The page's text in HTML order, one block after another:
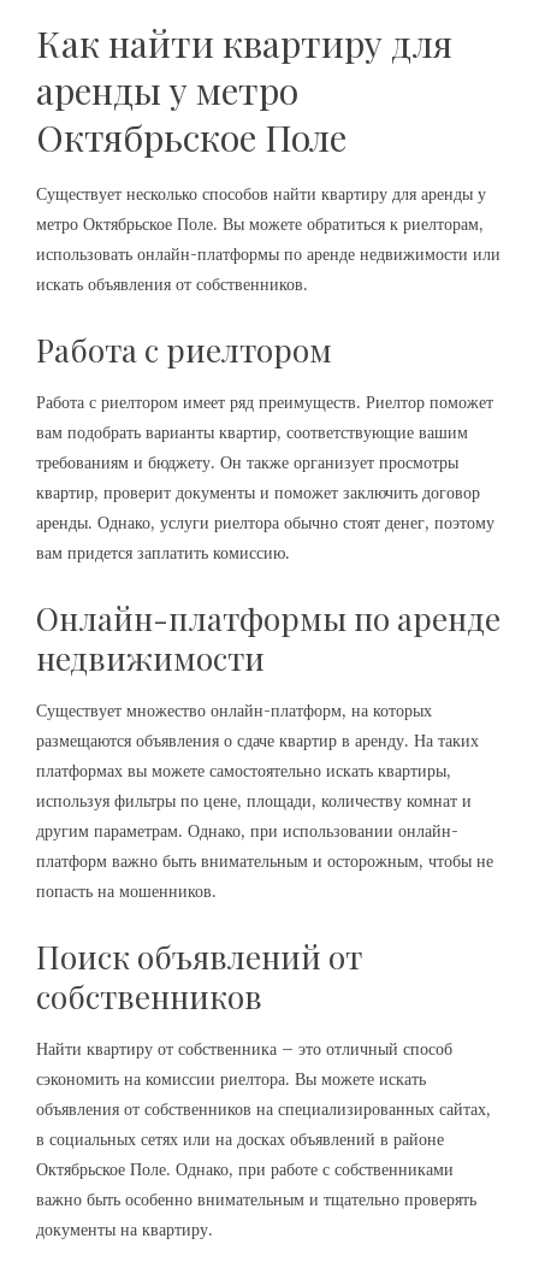
Как найти квартиру для
аренды у метро
Октябрьское Поле
Существует несколько способов найти квартиру для аренды у
метро Октябрьское Поле. Вы можете обратиться к риелторам,
использовать онлайн-платформы по аренде недвижимости или
искать объявления от собственников.
Работа с риелтором
Работа с риелтором имеет ряд преимуществ. Риелтор поможет
вам подобрать варианты квартир, соответствующие вашим
требованиям и бюджету. Он также организует просмотры
квартир, проверит документы и поможет заключить договор
аренды. Однако, услуги риелтора обычно стоят денег, поэтому
вам придется заплатить комиссию.
Онлайн-платформы по аренде
недвижимости
Существует множество онлайн-платформ, на которых
размещаются объявления о сдаче квартир в аренду. На таких
платформах вы можете самостоятельно искать квартиры,
используя фильтры по цене, площади, количеству комнат и
другим параметрам. Однако, при использовании онлайн-
платформ важно быть внимательным и осторожным, чтобы не
попасть на мошенников.
Поиск объявлений от
собственников
Найти квартиру от собственника – это отличный способ
сэкономить на комиссии риелтора. Вы можете искать
объявления от собственников на специализированных сайтах,
в социальных сетях или на досках объявлений в районе
Октябрьское Поле. Однако, при работе с собственниками
важно быть особенно внимательным и тщательно проверять
документы на квартиру.